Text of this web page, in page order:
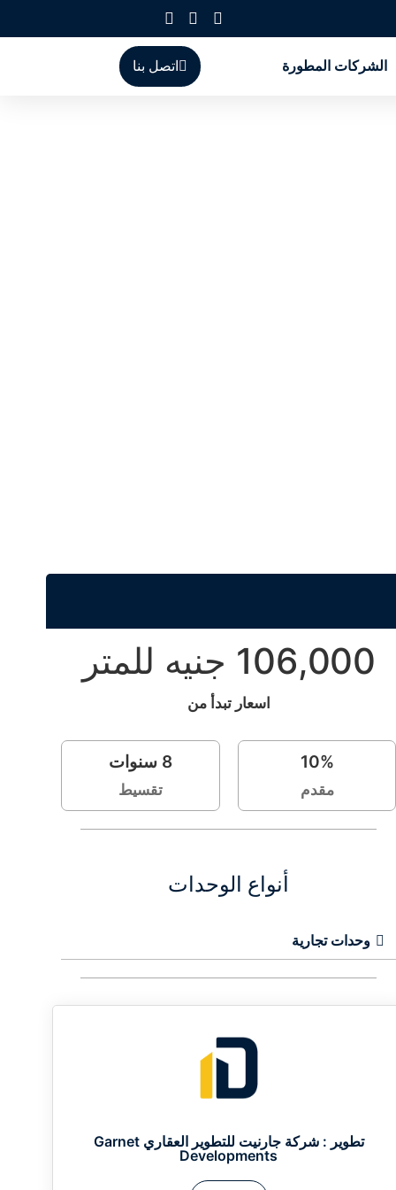
الشركات المطورة اتصل بنا
106,000 جنيه للمتر
اسعار تبدأ من
10%
مقدم
8 سنوات
تقسيط
أنواع الوحدات
وحدات تجارية
تطوير :
شركة جارنيت للتطوير العقاري Garnet
Developments